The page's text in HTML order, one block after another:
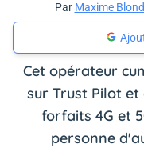
Par Maxime
Cet opérateur
sur Trust Pilot et
forfaits 4G et
personne